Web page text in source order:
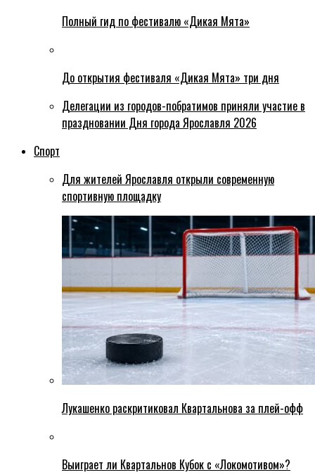
Полный гид по фестивалю «Дикая Мята»
До открытия фестиваля «Дикая Мята» три дня
Делегации из городов-побратимов приняли участие в
праздновании Дня города Ярославля 2026
Спорт
Для жителей Ярославля открыли современную
спортивную площадку
Лукашенко раскритиковал Квартальнова за плей-офф
Выиграет ли Квартальнов Кубок с «Локомотивом»?